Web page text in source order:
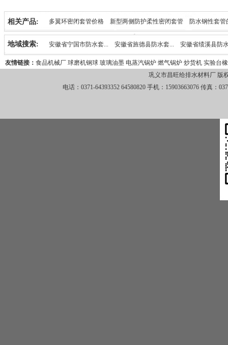
相关产品: 多翼环密闭套管价格 新型两侧防护柔性密闭套管 防水钢性套管
柔性防水密闭套管的性能及分类 刚性防水套管的安装尺寸 加长
地域搜索: 安徽省宁国市防水套... 安徽省旌德县防水套... 安徽省绩溪县防
安徽省宣州区防水套... 安徽省宣城市防水套... 安徽省青阳县防
友情链接： 食品机械厂 球磨机钢球 玻璃油墨 电蒸汽锅炉 燃气锅炉 炒货机 实验台
巩义市昌旺给排水材料厂 版
电话：0371-64393352 64580820 手机：15903663076 传真：